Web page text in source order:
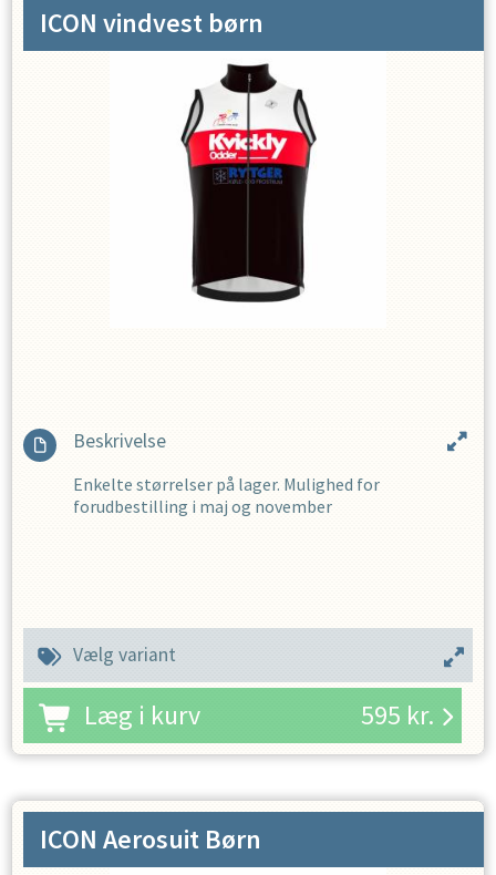
ICON vindvest børn
Beskrivelse
Enkelte størrelser på lager. Mulighed for
forudbestilling i maj og november
Læg i kurv 595 kr.
Vælg variant
ICON Aerosuit Børn